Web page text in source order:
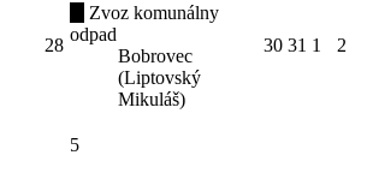
28
Zvoz komunálny
odpad
Bobrovec
(Liptovský
Mikuláš)
30 31 1 2
5